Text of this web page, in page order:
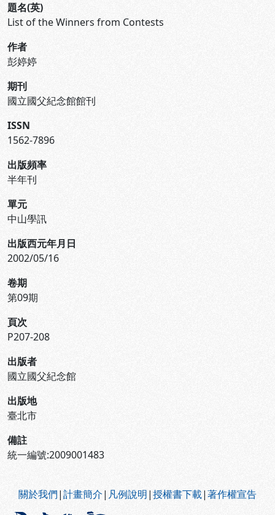
題名(英)
List of the Winners from Contests
作者
彭婷婷
期刊
國立國父紀念館館刊
ISSN
1562-7896
出版頻率
半年刊
單元
中山學訊
出版西元年月日
2002/05/16
卷期
第09期
頁次
P207-208
出版者
國立國父紀念館
出版地
臺北市
備註
統一編號:2009001483
關於我們|計畫簡介| 凡例說明|授權書下載|著作權宣告